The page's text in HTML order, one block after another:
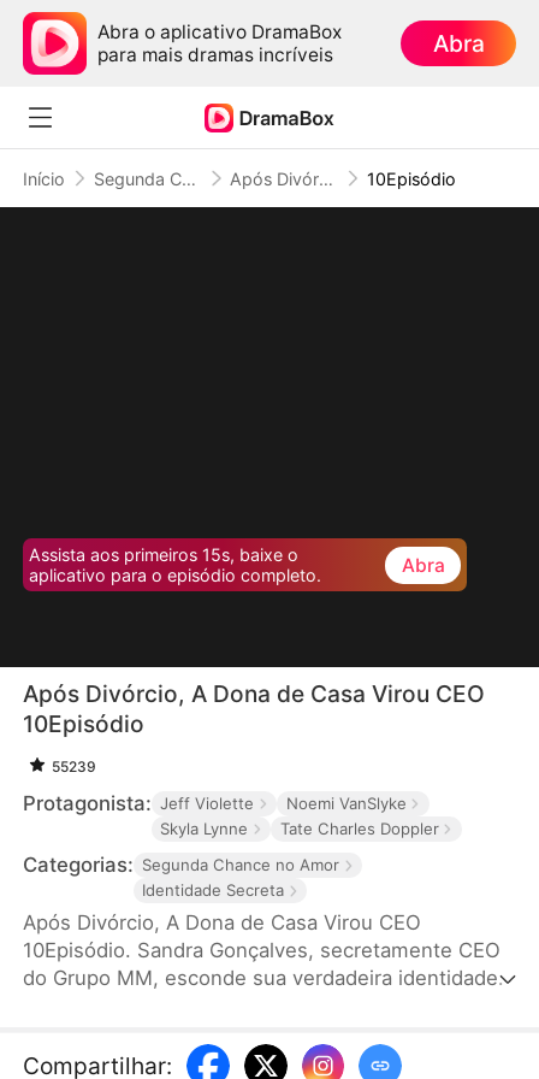
Abra o aplicativo DramaBox
para mais dramas incríveis
Abra
Início Segunda Chance no Amor Após Divórcio, A Dona de Casa Virou CEO 10Episódio
Assista aos primeiros 15s, baixe o
aplicativo para o episódio completo.
Abra
Após Divórcio, A Dona de Casa Virou CEO
10Episódio
55239
Protagonista: Jeff Violette
Noemi VanSlyke
Skyla Lynne
Tate Charles Doppler
Categorias: Segunda Chance no Amor
Identidade Secreta
Após Divórcio, A Dona de Casa Virou CEO
10Episódio. Sandra Gonçalves, secretamente CEO
do Grupo MM, esconde sua verdadeira identidade
sofre traições e humilhações. Após o divórcio, ela
Compartilhar: